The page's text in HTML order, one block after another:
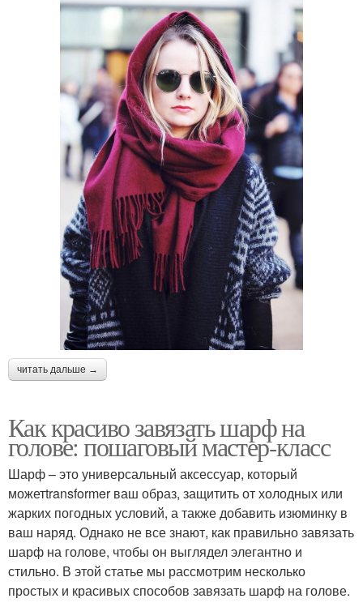
читать дальше →
Как красиво завязать шарф на
голове: пошаговый мастер-класс
Шарф – это универсальный аксессуар, который
можетtransformer ваш образ, защитить от холодных или
жарких погодных условий, а также добавить изюминку в
ваш наряд. Однако не все знают, как правильно завязать
шарф на голове, чтобы он выглядел элегантно и
стильно. В этой статье мы рассмотрим несколько
простых и красивых способов завязать шарф на голове.